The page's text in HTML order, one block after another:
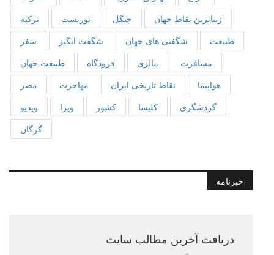
ترکیه
توریست جنگل
زیباترین نقاط جهان
سفر
شگفت انگیز شگفتی های جهان
طبیعت
طبیعت جهان
فرودگاه مالزی
مسافرت
مصر
مهاجرت نقاط تاریخی ایران
هواپیما
ویدیو
ویزا کشور کلیسا
گردشگری
گرگان
خبرنامه
دریافت آخرین مطالب سایت